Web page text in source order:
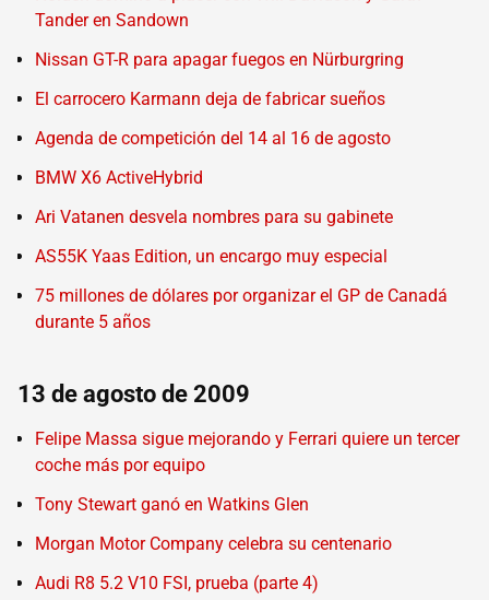
Tander en Sandown
Nissan GT-R para apagar fuegos en Nürburgring
El carrocero Karmann deja de fabricar sueños
Agenda de competición del 14 al 16 de agosto
BMW X6 ActiveHybrid
Ari Vatanen desvela nombres para su gabinete
AS55K Yaas Edition, un encargo muy especial
75 millones de dólares por organizar el GP de Canadá
durante 5 años
13 de agosto de 2009
Felipe Massa sigue mejorando y Ferrari quiere un tercer
coche más por equipo
Tony Stewart ganó en Watkins Glen
Morgan Motor Company celebra su centenario
Audi R8 5.2 V10 FSI, prueba (parte 4)